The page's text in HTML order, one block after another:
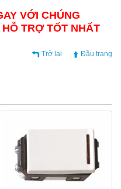
VỚI CHÚNG
TRỢ TỐT NHẤT
Trở lại Đầu trang